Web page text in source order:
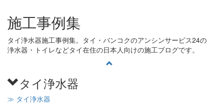
施工事例集
タイ浄水器施工事例集。タイ・バンコクのアンシンサービス24の
浄水器・トイレなどタイ在住の日本人向けの施工ブログです。
タイ浄水器
≫ タイ浄水器